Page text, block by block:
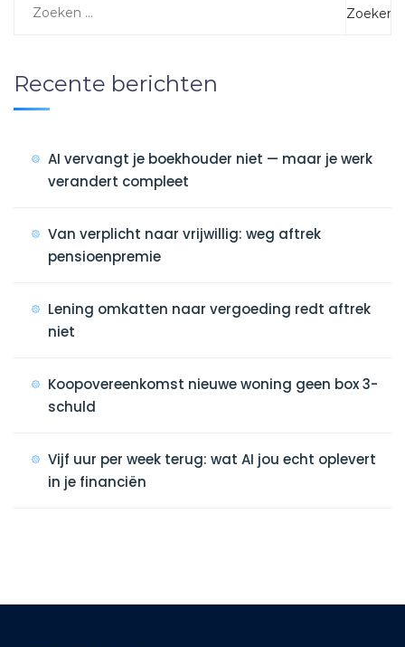
Recente berichten
AI vervangt je boekhouder niet — maar je werk
verandert compleet
Van verplicht naar vrijwillig: weg aftrek
pensioenpremie
Lening omkatten naar vergoeding redt aftrek
niet
Koopovereenkomst nieuwe woning geen box 3-
schuld
Vijf uur per week terug: wat AI jou echt oplevert
in je financiën